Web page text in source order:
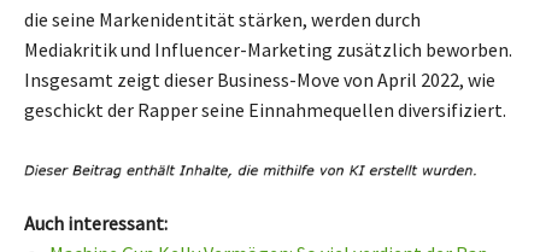
die seine Markenidentität stärken, werden durch
Mediakritik und Influencer-Marketing zusätzlich beworben.
Insgesamt zeigt dieser Business-Move von April 2022, wie
geschickt der Rapper seine Einnahmequellen diversifiziert.
Auch interessant: